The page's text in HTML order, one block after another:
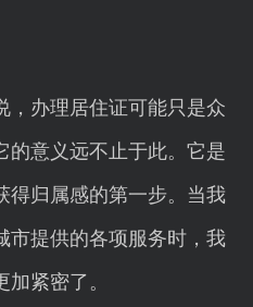
，办理居住证可能只是众
的意义远不止于此。它是
得归属感的第一步。当我
市提供的各项服务时，我
紧密了。